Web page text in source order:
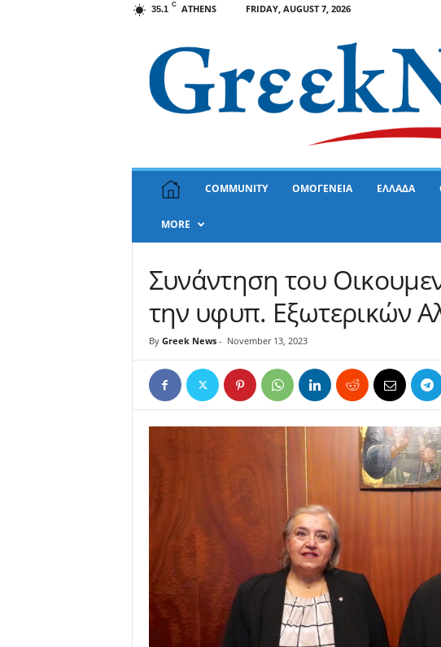
35.1 C ATHENS FRIDAY, AUGUST 7, 2026
k
A
COMMUNITY ΟΜΟΓΕΝΕΙΑ ΕΛΛΑΔΑ
MORE
Συνάντηση του
την υφυπ. Εξωτερικών
By Greek News- November 13, 2023